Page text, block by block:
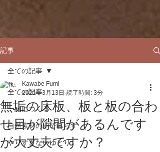
記事
全ての記事
一緒につくる
自然素材の中で暮らす
やりすぎないゆとり
全ての記事
無垢の床板、板と板の合わ
せ目が隙間があるんです
が大丈夫ですか？
Kawabe Fumi
2021年3月13日 読了時間: 3分